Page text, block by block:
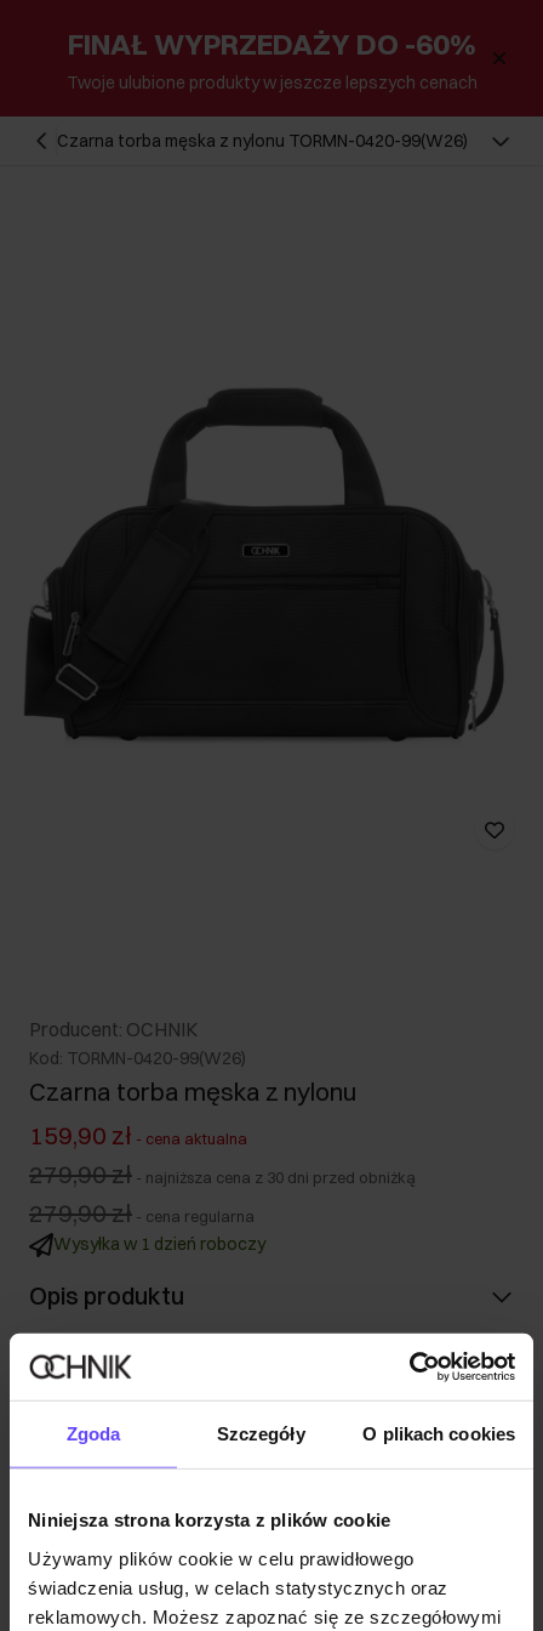
Zgoda Szczegóły O plikach cookies
Niniejsza strona korzysta z plików cookie
Używamy plików cookie w celu prawidłowego
świadczenia usług, w celach statystycznych oraz
reklamowych. Możesz zapoznać się ze szczegółowymi
FINAŁ WYPRZEDAŻY DO -60%
Twoje ulubione produkty w jeszcze lepszych cenach
Czarna torba męska z nylonu TORMN-0420-99(W26)
Producent: OCHNIK
Kod: TORMN-0420-99(W26)
Czarna torba męska z nylonu
159,90 zł - cena aktualna
279,90 zł - najniższa cena z 30 dni przed obniżką
279,90 zł - cena regularna
Wysyłka w 1 dzień roboczy
Opis produktu
Szczegóły
Skład i wymiary
Opinie